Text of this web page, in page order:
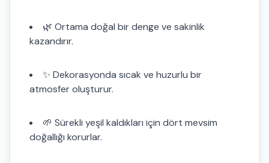
🌿 Ortama doğal bir denge ve sakinlik
kazandırır.
✨ Dekorasyonda sıcak ve huzurlu bir
atmosfer oluşturur.
🌱 Sürekli yeşil kaldıkları için dört mevsim
doğallığı korurlar.